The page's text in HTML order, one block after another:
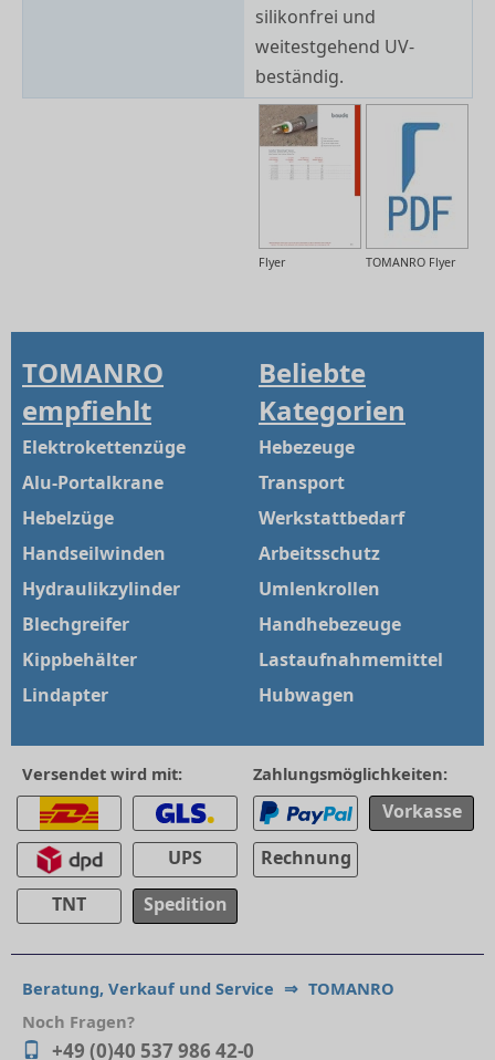
silikonfrei und
weitestgehend UV-
beständig.
TOMANRO Flyer
Flyer
TOMANRO
empfiehlt
Elektrokettenzüge
Alu-Portalkrane
Hebelzüge
Handseilwinden
Hydraulikzylinder
Blechgreifer
Kippbehälter
Lindapter
Beliebte
Kategorien
Hebezeuge
Transport
Werkstattbedarf
Arbeitsschutz
Umlenkrollen
Handhebezeuge
Lastaufnahmemittel
Hubwagen
Versendet wird mit:
UPS
TNT
Spedition
Zahlungsmöglichkeiten:
Vorkasse
Rechnung
Beratung, Verkauf und Service ⇒ TOMANRO
Noch Fragen?
+49 (0)40 537 986 42-0